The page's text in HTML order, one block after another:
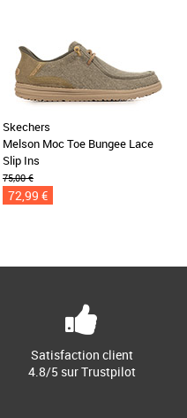
Skechers
Melson Moc Toe Bungee Lace
Slip Ins
75,00 €
72,99 €
Satisfaction client
4.8/5 sur Trustpilot